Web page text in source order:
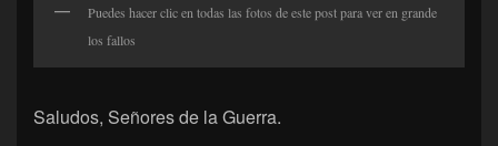
Puedes hacer clic en todas las fotos de este post para ver en grande
los fallos
Saludos, Señores de la Guerra.